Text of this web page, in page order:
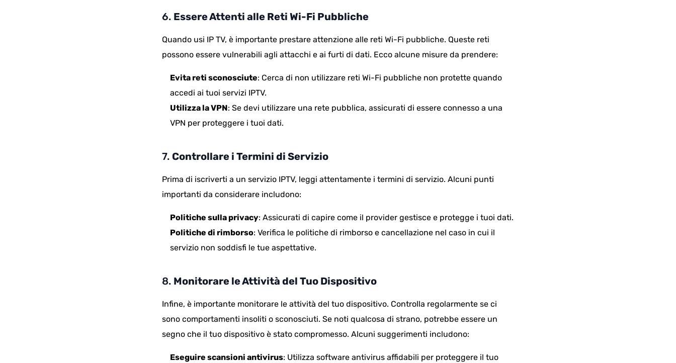
6. Essere Attenti alle Reti Wi-Fi Pubbliche
Quando usi IP TV, è importante prestare attenzione alle reti Wi-Fi pubbliche. Queste reti
possono essere vulnerabili agli attacchi e ai furti di dati. Ecco alcune misure da prendere:
Evita reti sconosciute: Cerca di non utilizzare reti Wi-Fi pubbliche non protette quando
accedi ai tuoi servizi IPTV.
Utilizza la VPN: Se devi utilizzare una rete pubblica, assicurati di essere connesso a una
VPN per proteggere i tuoi dati.
7. Controllare i Termini di Servizio
Prima di iscriverti a un servizio IPTV, leggi attentamente i termini di servizio. Alcuni punti
importanti da considerare includono:
Politiche sulla privacy: Assicurati di capire come il provider gestisce e protegge i tuoi dati.
Politiche di rimborso: Verifica le politiche di rimborso e cancellazione nel caso in cui il
servizio non soddisfi le tue aspettative.
8. Monitorare le Attività del Tuo Dispositivo
Infine, è importante monitorare le attività del tuo dispositivo. Controlla regolarmente se ci
sono comportamenti insoliti o sconosciuti. Se noti qualcosa di strano, potrebbe essere un
segno che il tuo dispositivo è stato compromesso. Alcuni suggerimenti includono:
Eseguire scansioni antivirus: Utilizza software antivirus affidabili per proteggere il tuo